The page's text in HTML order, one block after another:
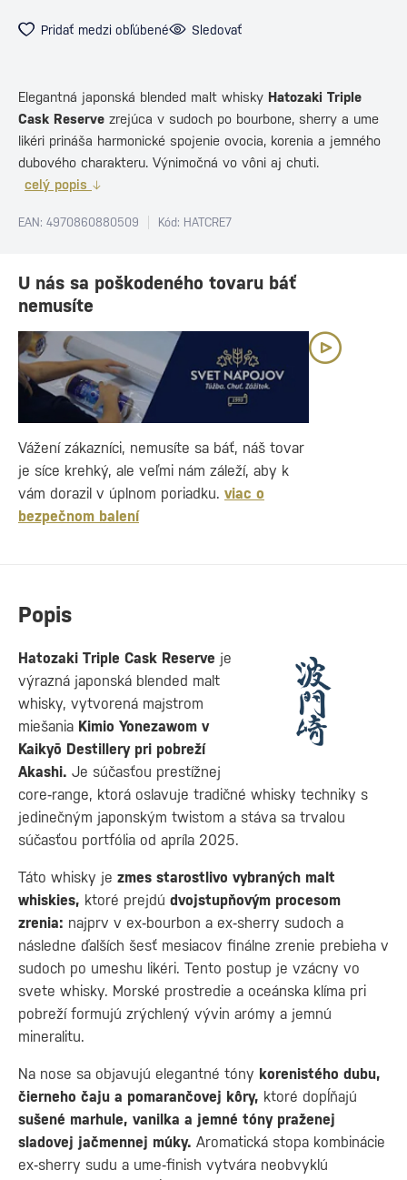
Pridať medzi obľúbené Sledovať
Elegantná japonská blended malt whisky Hatozaki Triple
Cask Reserve zrejúca v sudoch po bourbone, sherry a ume
likéri prináša harmonické spojenie ovocia, korenia a jemného
dubového charakteru. Výnimočná vo vôni aj chuti.
celý popis
EAN: 4970860880509 Kód: HATCRE7
Popis
Hatozaki Triple Cask Reserve je
výrazná japonská blended malt
whisky, vytvorená majstrom
miešania Kimio Yonezawom v
Kaikyō Destillery pri pobreží
Akashi. Je súčasťou prestížnej
core‑range, ktorá oslavuje tradičné whisky techniky s
jedinečným japonským twistom a stáva sa trvalou
súčasťou portfólia od apríla 2025.
Táto whisky je zmes starostlivo vybraných malt
whiskies, ktoré prejdú dvojstupňovým procesom
zrenia: najprv v ex‑bourbon a ex‑sherry sudoch a
následne ďalších šesť mesiacov finálne zrenie prebieha v
sudoch po umeshu likéri. Tento postup je vzácny vo
svete whisky. Morské prostredie a oceánska klíma pri
pobreží formujú zrýchlený vývin arómy a jemnú
mineralitu.
Na nose sa objavujú elegantné tóny korenistého dubu,
čierneho čaju a pomarančovej kôry, ktoré dopĺňajú
sušené marhule, vanilka a jemné tóny praženej
sladovej jačmennej múky. Aromatická stopa kombinácie
ex‑sherry sudu a ume‑finish vytvára neobvyklú
U nás sa poškodeného tovaru báť
nemusíte
Vážení zákazníci, nemusíte sa báť, náš tovar
je síce krehký, ale veľmi nám záleží, aby k
vám dorazil v úplnom poriadku. viac o
bezpečnom balení